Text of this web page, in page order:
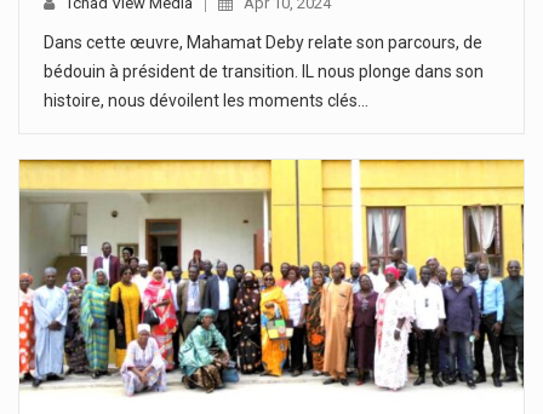
Dans cette œuvre, Mahamat Deby relate son parcours, de
bédouin à président de transition. IL nous plonge dans son
histoire, nous dévoilent les moments clés…